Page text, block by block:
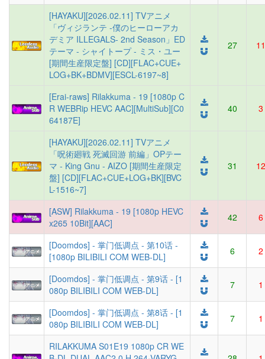
[HAYAKU][2026.02.11] TVアニメ
「ヴィジランテ -僕のヒーローアカ
デミア ILLEGALS- 2nd Season」ED
テーマ - シャイトープ - ミス・ユー
[期間生産限定盤] [CD][FLAC+CUE+
LOG+BK+BDMV][ESCL-6197~8]
27 11
[Erai-raws] Rilakkuma - 19 [1080p C
R WEBRip HEVC AAC][MultiSub][C0
64187E]
40 3
[HAYAKU][2026.02.11] TVアニメ
「呪術廻戦 死滅回游 前編」OPテー
マ - King Gnu - AIZO [期間生産限定
盤] [CD][FLAC+CUE+LOG+BK][BVC
L-1516~7]
31 12
[ASW] Rilakkuma - 19 [1080p HEVC
x265 10Bit][AAC]
42 6
[Doomdos] - 掌门低调点 - 第10话 -
[1080p BILIBILI COM WEB-DL]
6 2
[Doomdos] - 掌门低调点 - 第9话 - [1
080p BILIBILI COM WEB-DL]
7 1
[Doomdos] - 掌门低调点 - 第8话 - [1
080p BILIBILI COM WEB-DL]
7 1
RILAKKUMA S01E19 1080p CR WE